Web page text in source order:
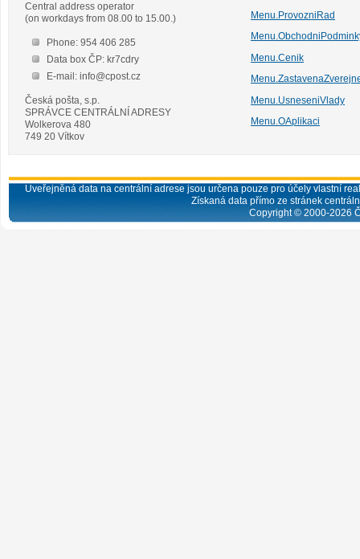
Central address operator
(on workdays from 08.00 to 15.00.)
Phone: 954 406 285
Data box ČP: kr7cdry
E-mail: info@cpost.cz
Česká pošta, s.p.
SPRÁVCE CENTRÁLNÍ ADRESY
Wolkerova 480
749 20 Vítkov
Menu.ProvozniRad
Menu.Cenik
Menu.UsneseniVlady
Menu.OAplikaci
Uveřejněná data na centrální adrese jsou určena pouze pro účely vlastní
Získaná data přímo ze stránek
Copyright © 2000-2026